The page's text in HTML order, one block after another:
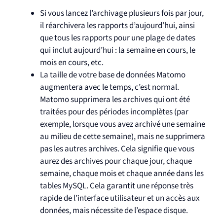
Si vous lancez l’archivage plusieurs fois par jour,
il réarchivera les rapports d’aujourd’hui, ainsi
que tous les rapports pour une plage de dates
qui inclut aujourd’hui : la semaine en cours, le
mois en cours, etc.
La taille de votre base de données Matomo
augmentera avec le temps, c’est normal.
Matomo supprimera les archives qui ont été
traitées pour des périodes incomplètes (par
exemple, lorsque vous avez archivé une semaine
au milieu de cette semaine), mais ne supprimera
pas les autres archives. Cela signifie que vous
aurez des archives pour chaque jour, chaque
semaine, chaque mois et chaque année dans les
tables MySQL. Cela garantit une réponse très
rapide de l’interface utilisateur et un accès aux
données, mais nécessite de l’espace disque.